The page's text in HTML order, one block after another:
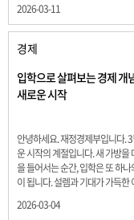
5년물 600억원, 10년물 900억원,
300억원입니다. 그렇다면 3월
국채의 총 발행 예정 금액은 얼마일
보기 ① 1,600억원 ② 1,700억원
억원 ④ 2,000억원 정답 : 1,800억
주신 모든 분들 감사합니다! 당첨
게는 지난 이벤트 블로그 게시글에
전달드립니다.
2026-03-11
경제
입학으로 살펴보는 경제 개
새로운 시작
안녕하세요. 재정경제부입니다.
운 시작의 계절입니다. 새 가방을
을 들어서는 순간, 입학은 또 하
이 됩니다. 설렘과 기대가 가득한
래를 준비하는 첫 걸음이기도 합니
2026-03-04